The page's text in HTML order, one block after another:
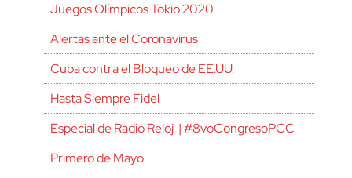
Juegos Olímpicos Tokio 2020
Alertas ante el Coronavirus
Cuba contra el Bloqueo de EE.UU.
Hasta Siempre Fidel
Especial de Radio Reloj | #8voCongresoPCC
Primero de Mayo